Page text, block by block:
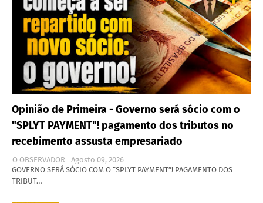
Opinião de Primeira - Governo será sócio com o
"SPLYT PAYMENT"! pagamento dos tributos no
recebimento assusta empresariado
O OBSERVADOR
Agosto 09, 2026
GOVERNO SERÁ SÓCIO COM O “SPLYT PAYMENT”! PAGAMENTO DOS
TRIBUT…